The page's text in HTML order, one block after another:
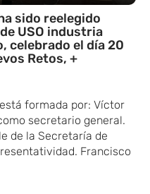
sido reelegido
USO industria
celebrado el día 20
Retos, +
formada por: Víctor
secretario general.
de la Secretaría de
Francisco